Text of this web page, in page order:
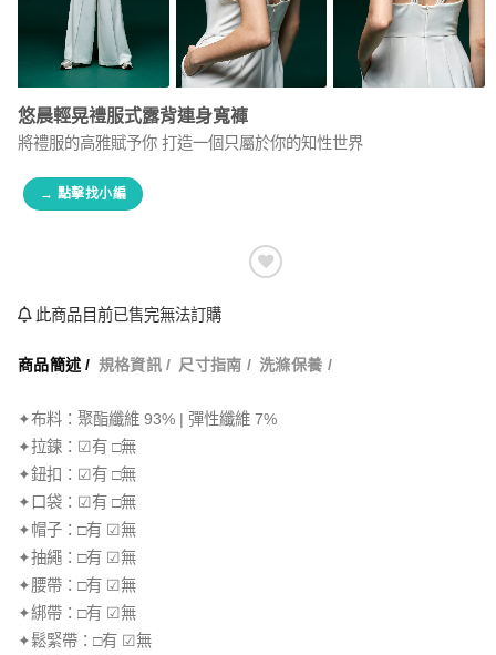
悠晨輕晃禮服式露背連身寬褲
將禮服的高雅賦予你 打造一個只屬於你的知性世界
→ 點擊找小編
此商品目前已售完無法訂購
商品簡述 / 規格資訊 / 尺寸指南 / 洗滌保養 /
✦布料：聚酯纖維 93% | 彈性纖維 7%
✦拉鍊：☑有 □無
✦鈕扣：☑有 □無
✦口袋：☑有 □無
✦帽子：□有 ☑無
✦抽繩：□有 ☑無
✦腰帶：□有 ☑無
✦綁帶：□有 ☑無
✦鬆緊帶：□有 ☑無